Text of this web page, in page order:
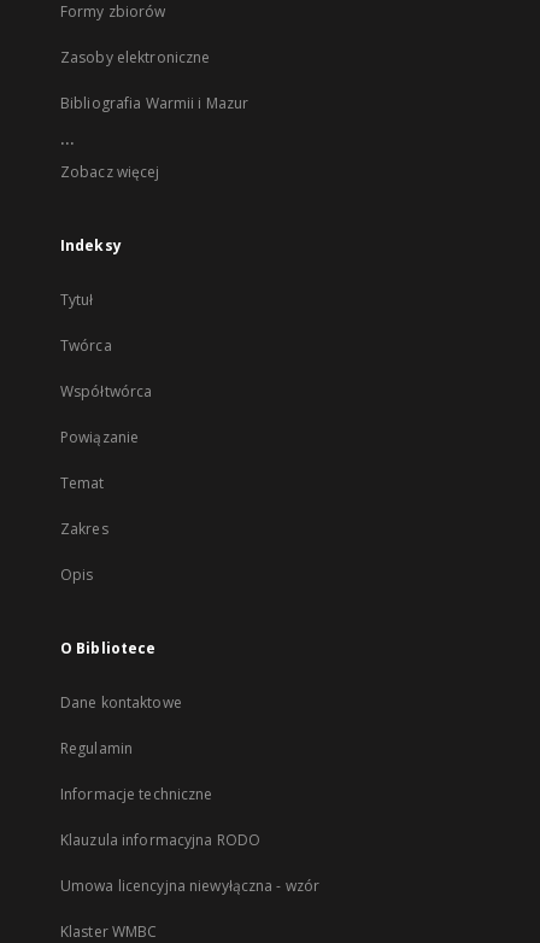
Formy zbiorów
Zasoby elektroniczne
Bibliografia Warmii i Mazur
...
Zobacz więcej
Indeksy
Tytuł
Twórca
Współtwórca
Powiązanie
Temat
Zakres
Opis
O Bibliotece
Dane kontaktowe
Regulamin
Informacje techniczne
Klauzula informacyjna RODO
Umowa licencyjna niewyłączna - wzór
Klaster WMBC